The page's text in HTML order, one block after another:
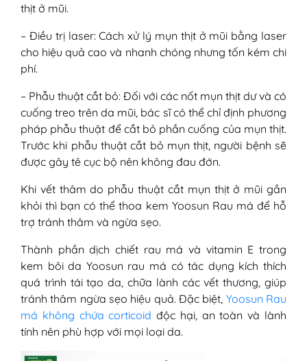
thịt ở mũi.
– Điều trị laser: Cách xử lý mụn thịt ở mũi bằng laser
cho hiệu quả cao và nhanh chóng nhưng tốn kém chi
phí.
– Phẫu thuật cắt bỏ: Đối với các nốt mụn thịt dư và có
cuống treo trên da mũi, bác sĩ có thể chỉ định phương
pháp phẫu thuật để cắt bỏ phần cuống của mụn thịt.
Trước khi phẫu thuật cắt bỏ mụn thịt, người bệnh sẽ
được gây tê cục bộ nên không đau đớn.
Khi vết thâm do phẫu thuật cắt mụn thịt ở mũi gần
khỏi thì bạn có thể thoa kem Yoosun Rau má để hỗ
trợ tránh thâm và ngừa sẹo.
Thành phần dịch chiết rau má và vitamin E trong
kem bôi da Yoosun rau má có tác dụng kích thích
quá trình tái tạo da, chữa lành các vết thương, giúp
tránh thâm ngừa sẹo hiệu quả. Đặc biệt, Yoosun Rau
má không chứa corticoid độc hại, an toàn và lành
tính nên phù hợp với mọi loại da.